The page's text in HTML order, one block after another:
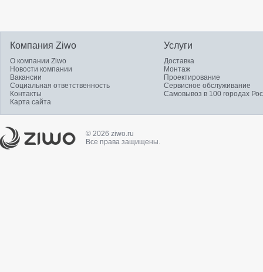
Компания Ziwo
О компании Ziwo
Новости компании
Вакансии
Социальная ответственность
Контакты
Карта сайта
Услуги
Доставка
Монтаж
Проектирование
Сервисное обслуживание
Самовывоз в 100 городах
© 2026 ziwo.ru
Все права защищены.